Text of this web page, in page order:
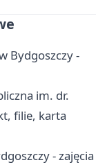
Bydgoszczy -
im. dr.
filie, karta
- zajęcia